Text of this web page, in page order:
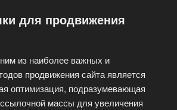
для продвижения
из наиболее важных и
продвижения сайта является
оптимизация, подразумевающая
массы для увеличения